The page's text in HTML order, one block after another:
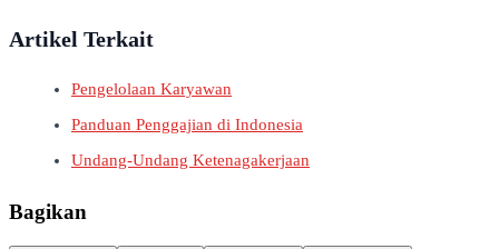
Artikel Terkait
Pengelolaan Karyawan
Panduan Penggajian di Indonesia
Undang-Undang Ketenagakerjaan
Bagikan